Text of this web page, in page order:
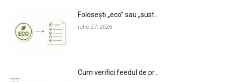
Folosești „eco” sau „sust...
iulie 27, 2026
Cum verifici feedul de pr...